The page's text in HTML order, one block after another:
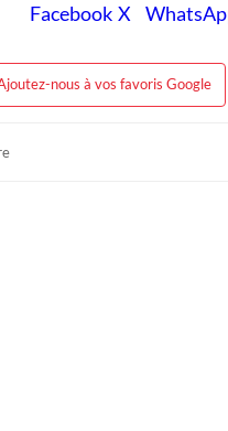
nous à vos favoris Google